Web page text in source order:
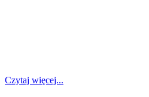
Czytaj więcej...